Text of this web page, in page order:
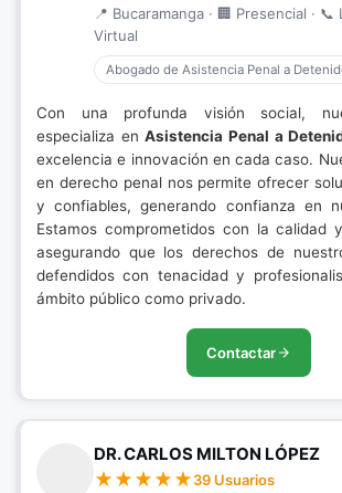
📍 Bucaramanga · 🏢 Presencial · 📞
Virtual
Abogado de Asistencia Penal a
Con una profunda visión social,
especializa enAsistencia Penal a
excelencia e innovación en cada caso.
en derecho penal nos permite ofrecer
y confiables, generando confianza en
Estamos comprometidos con la calidad
asegurando que los derechos de
defendidos con tenacidad y
ámbito público como privado.
Contactar
DR. CARLOS MILTON LÓPEZ
39 Usuarios